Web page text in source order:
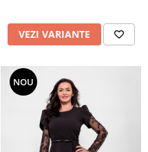
VEZI VARIANTE
NOU